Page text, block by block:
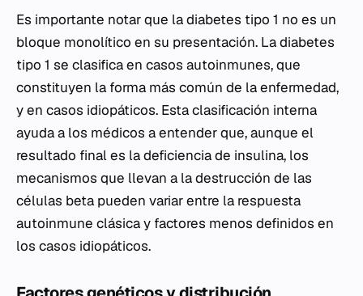
Es importante notar que la diabetes tipo 1 no es un
bloque monolítico en su presentación. La diabetes
tipo 1 se clasifica en casos autoinmunes, que
constituyen la forma más común de la enfermedad,
y en casos idiopáticos. Esta clasificación interna
ayuda a los médicos a entender que, aunque el
resultado final es la deficiencia de insulina, los
mecanismos que llevan a la destrucción de las
células beta pueden variar entre la respuesta
autoinmune clásica y factores menos definidos en
los casos idiopáticos.